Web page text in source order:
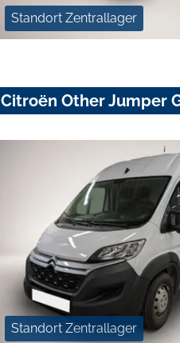
Standort Zentrallager
Citroën Other Jumper
Standort Zentrallager